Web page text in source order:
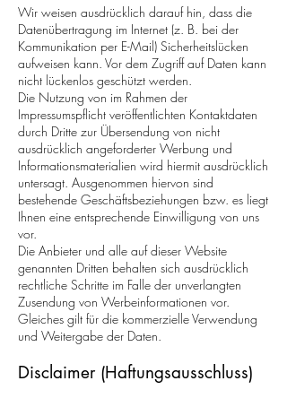
Wir weisen ausdrücklich darauf hin, dass die
Datenübertragung im Internet (z. B. bei der
Kommunikation per E-Mail) Sicherheitslücken
aufweisen kann. Vor dem Zugriff auf Daten kann
nicht lückenlos geschützt werden.
Die Nutzung von im Rahmen der
Impressumspflicht veröffentlichten Kontaktdaten
durch Dritte zur Übersendung von nicht
ausdrücklich angeforderter Werbung und
Informationsmaterialien wird hiermit ausdrücklich
untersagt. Ausgenommen hiervon sind
bestehende Geschäftsbeziehungen bzw. es liegt
Ihnen eine entsprechende Einwilligung von uns
vor.
Die Anbieter und alle auf dieser Website
genannten Dritten behalten sich ausdrücklich
rechtliche Schritte im Falle der unverlangten
Zusendung von Werbeinformationen vor.
Gleiches gilt für die kommerzielle Verwendung
und Weitergabe der Daten.
Disclaimer (Haftungsausschluss)